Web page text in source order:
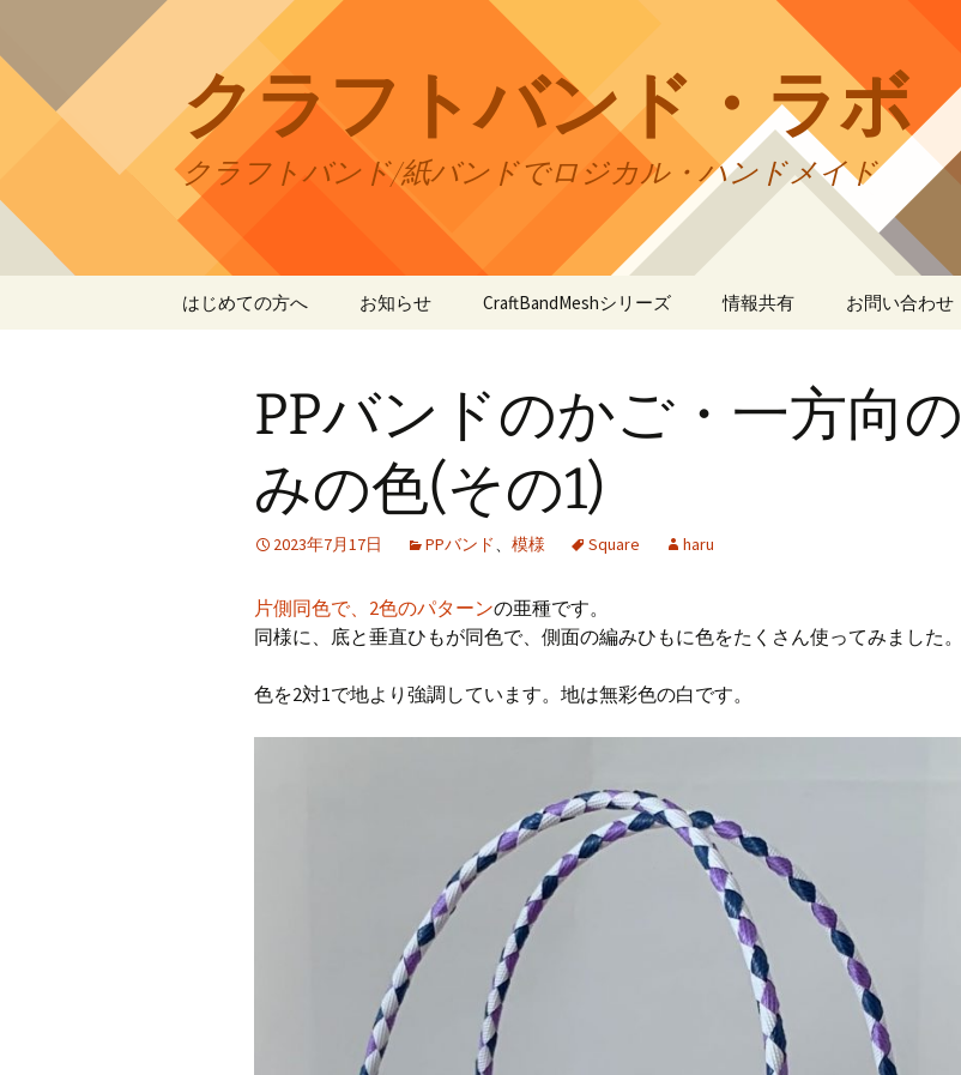
テ
キ
プ
クラフトバンド・ラボ
クラフトバンド/紙バンドでロジカル・ハンドメイド
はじめての方へ お知らせ CraftBandMeshシリーズ
CraftBandMesh出力例
CraftBandSquare45 CraftBandSquare45使用
CraftBandKnot
CraftBandSquare
CbMesh
起動するまで
順
データについて
情報共有
ユーザーズフォーラム
お問い合わせ
PPバンドのかご・一方向の
みの色(その1)
2023年7月17日 PPバンド、 模様 Square haru
片側同色で、2色のパターンの亜種です。
同様に、底と垂直ひもが同色で、側面の編みひもに色をたくさん使ってみました。
色を2対1で地より強調しています。地は無彩色の白です。